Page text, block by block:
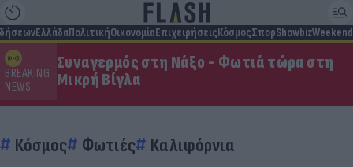
ΕλλάδαΠολιτικήΟικονομίαΕπιχειρήσειςΚόσμοςΣπορShowbizWeekend
BREAKING
NEWS
Συναγερμός στη Νάξο - Φωτιά τώρα στη
Μικρή Βίγλα
Κόσμος Φωτιές Καλιφόρνια